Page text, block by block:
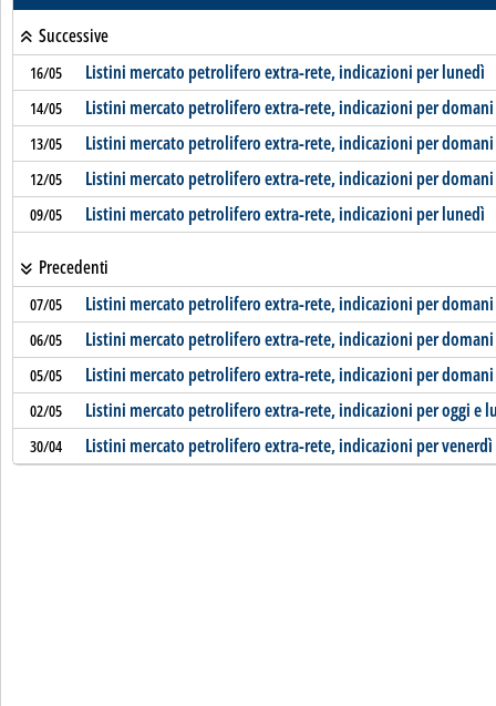
Successive
16/05 Listini mercato petrolifero extra-rete, indicazioni per lunedì
14/05 Listini mercato petrolifero extra-rete, indicazioni per domani
13/05 Listini mercato petrolifero extra-rete, indicazioni per domani
12/05 Listini mercato petrolifero extra-rete, indicazioni per domani
09/05 Listini mercato petrolifero extra-rete, indicazioni per lunedì
Precedenti
07/05 Listini mercato petrolifero extra-rete, indicazioni per domani
06/05 Listini mercato petrolifero extra-rete, indicazioni per domani
05/05 Listini mercato petrolifero extra-rete, indicazioni per domani
02/05 Listini mercato petrolifero extra-rete, indicazioni per oggi e
30/04 Listini mercato petrolifero extra-rete, indicazioni per venerdì